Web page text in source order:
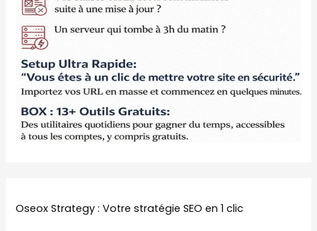
Oseox Strategy : Votre stratégie SEO en 1 clic